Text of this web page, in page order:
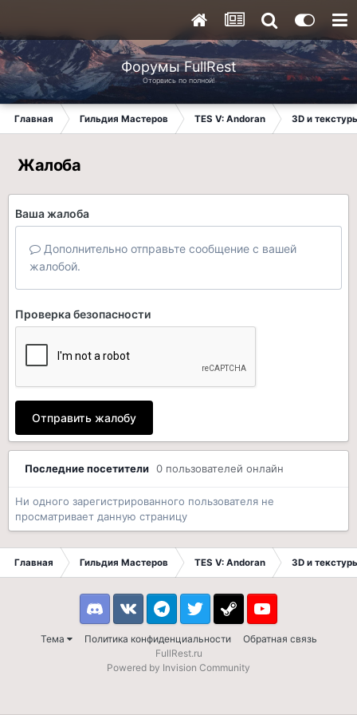
Форумы FullRest
Оторвись по полной!
Главная Гильдия Мастеров TES V: Andoran 3D и
Жалоба
Ваша жалоба
Дополнительно отправьте сообщение с вашей
жалобой.
Проверка безопасности
Отправить жалобу
Последние посетители 0 пользователей онлайн
Ни одного зарегистрированного пользователя не
просматривает данную страницу
Главная Гильдия Мастеров TES V: Andoran 3D и
Тема Политика конфиденциальности Обратная связь
DiscordVK TelegramTwitter Steam Youtube
FullRest.ru
Powered by Invision Community